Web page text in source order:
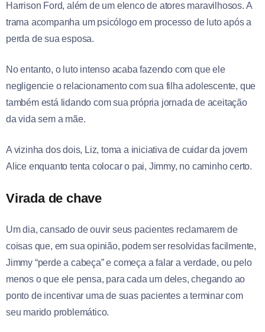
Harrison Ford, além de um elenco de atores maravilhosos. A
trama acompanha um psicólogo em processo de luto após a
perda de sua esposa.
No entanto, o luto intenso acaba fazendo com que ele
negligencie o relacionamento com sua filha adolescente, que
também está lidando com sua própria jornada de aceitação
da vida sem a mãe.
A vizinha dos dois, Liz, toma a iniciativa de cuidar da jovem
Alice enquanto tenta colocar o pai, Jimmy, no caminho certo.
Virada de chave
Um dia, cansado de ouvir seus pacientes reclamarem de
coisas que, em sua opinião, podem ser resolvidas facilmente,
Jimmy “perde a cabeça” e começa a falar a verdade, ou pelo
menos o que ele pensa, para cada um deles, chegando ao
ponto de incentivar uma de suas pacientes a terminar com
seu marido problemático.